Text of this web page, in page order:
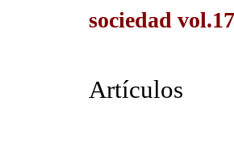
sociedad
Artículos